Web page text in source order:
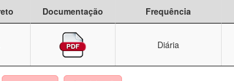
Documentação Frequência
Diária